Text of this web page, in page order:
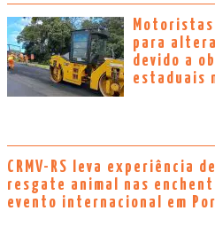
para
devido a
estaduais
CRMV-RS leva experiência de
resgate animal nas
evento internacional em